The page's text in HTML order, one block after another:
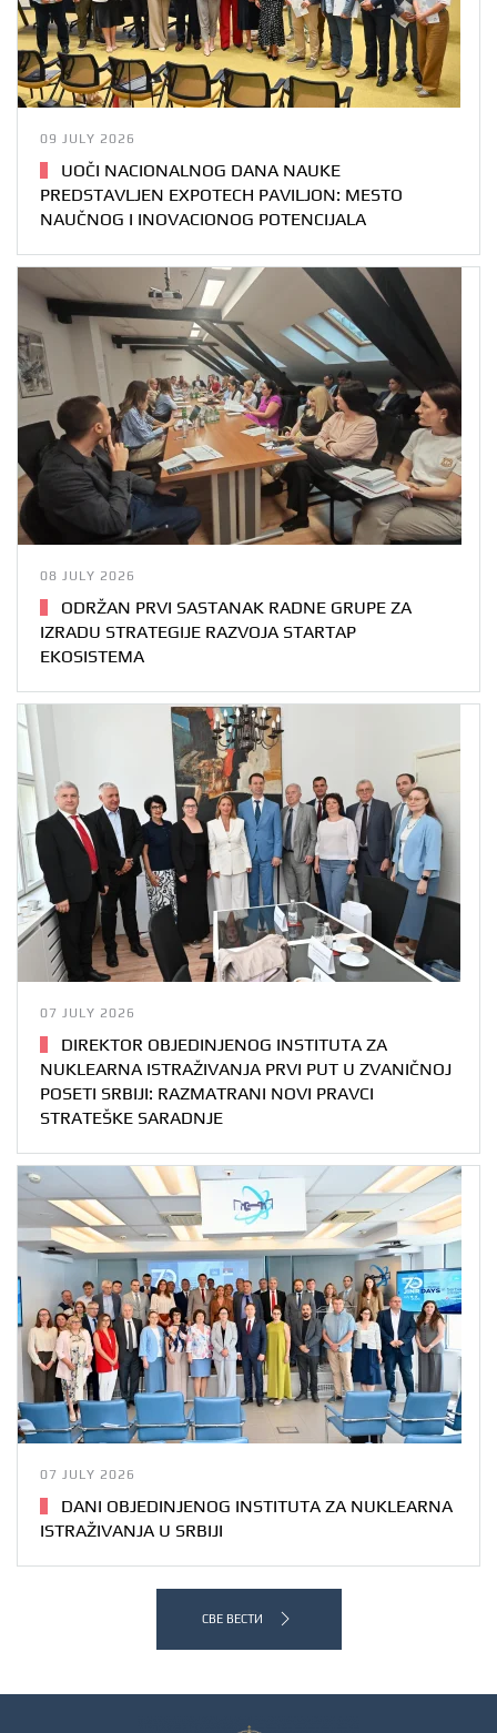
09 JULY 2026
UOČI NACIONALNOG DANA NAUKE
PREDSTAVLJEN EXPOTECH PAVILJON: MESTO
NAUČNOG I INOVACIONOG POTENCIJALA
08 JULY 2026
ODRŽAN PRVI SASTANAK RADNE GRUPE ZA
IZRADU STRATEGIJE RAZVOJA STARTAP
EKOSISTEMA
07 JULY 2026
DIREKTOR OBJEDINJENOG INSTITUTA ZA
NUKLEARNA ISTRAŽIVANJA PRVI PUT U ZVANIČNOJ
POSETI SRBIJI: RAZMATRANI NOVI PRAVCI
STRATEŠKE SARADNJE
07 JULY 2026
DANI OBJEDINJENOG INSTITUTA ZA NUKLEARNA
ISTRAŽIVANJA U SRBIJI
СВЕ ВЕСТИ